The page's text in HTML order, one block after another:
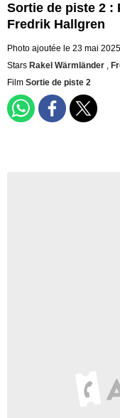
Sortie de piste 2 :
Fredrik Hallgren
Photo ajoutée le 23 mai 2025
Stars Rakel Wärmländer ,
Film Sortie de piste 2